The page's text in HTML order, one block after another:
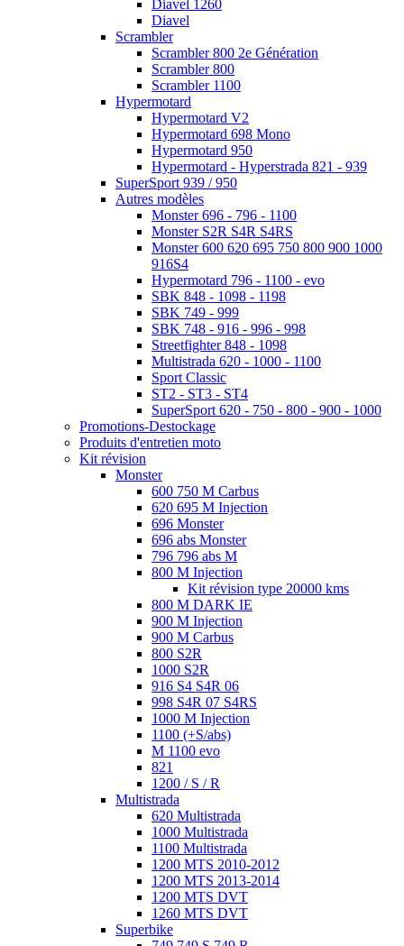
Diavel 1260
Diavel
Scrambler
Scrambler 800 2e Génération
Scrambler 800
Scrambler 1100
Hypermotard
Hypermotard V2
Hypermotard 698 Mono
Hypermotard 950
Hypermotard - Hyperstrada 821 - 939
SuperSport 939 / 950
Autres modèles
Monster 696 - 796 - 1100
Monster S2R S4R S4RS
Monster 600 620 695 750 800 900 1000
916S4
Hypermotard 796 - 1100 - evo
SBK 848 - 1098 - 1198
SBK 749 - 999
SBK 748 - 916 - 996 - 998
Streetfighter 848 - 1098
Multistrada 620 - 1000 - 1100
Sport Classic
ST2 - ST3 - ST4
SuperSport 620 - 750 - 800 - 900 - 1000
Promotions-Destockage
Produits d'entretien moto
Kit révision
Monster
600 750 M Carbus
620 695 M Injection
696 Monster
696 abs Monster
796 796 abs M
800 M Injection
Kit révision type 20000 kms
800 M DARK IE
900 M Injection
900 M Carbus
800 S2R
1000 S2R
916 S4 S4R 06
998 S4R 07 S4RS
1000 M Injection
1100 (+S/abs)
M 1100 evo
821
1200 / S / R
Multistrada
620 Multistrada
1000 Multistrada
1100 Multistrada
1200 MTS 2010-2012
1200 MTS 2013-2014
1200 MTS DVT
1260 MTS DVT
Superbike